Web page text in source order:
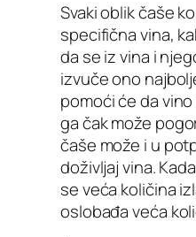
Svaki oblik čaše
specifična vina,
da se iz vina i
izvuče ono
pomoći će da
ga čak može
čaše može i u
doživljaj vina.
se veća količina
oslobađa veća